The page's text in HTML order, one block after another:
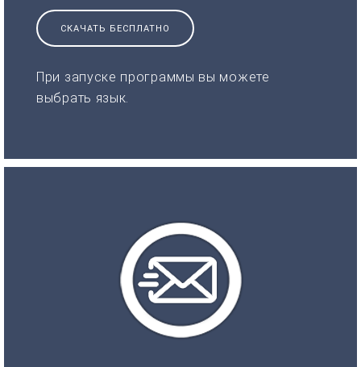
СКАЧАТЬ БЕСПЛАТНО
При запуске программы вы можете
выбрать язык.